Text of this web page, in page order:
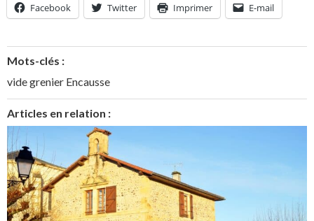
Facebook Twitter Imprimer E-mail
Mots-clés :
vide grenier Encausse
Articles en relation :